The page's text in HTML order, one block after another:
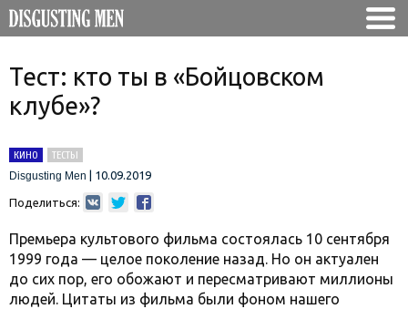
Тест: кто ты в «Бойцовском
клубе»?
КИНО
ТЕСТЫ
Disgusting Men
10.09.2019
Поделиться:
Премьера культового фильма состоялась 10 сентября
1999 года — целое поколение назад. Но он актуален
до сих пор, его обожают и пересматривают миллионы
людей. Цитаты из фильма были фоном нашего